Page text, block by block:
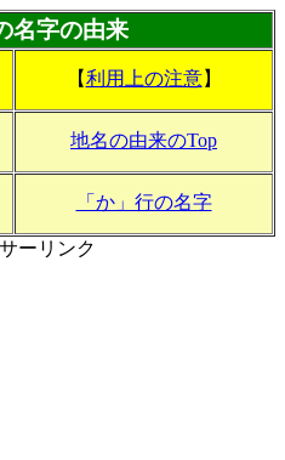
名字の由来
【利用上の注意】
地名の由来のTop
「か」行の名字
ーリンク